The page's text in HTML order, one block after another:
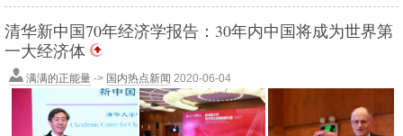
清华新中国70年经济学报告：30年内中国将成为世界第
一大经济体
满满的正能量 -> 国内热点新闻 2020-06-04